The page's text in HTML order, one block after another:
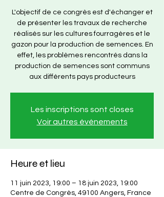
L'objectif de ce congrès est d'échanger et
de présenter les travaux de recherche
réalisés sur les cultures fourragères et le
gazon pour la production de semences. En
effet, les problèmes rencontrés dans la
production de semences sont communs
aux différents pays producteurs
Les inscriptions sont closes
Voir autres événements
Heure et lieu
11 juin 2023, 19:00 – 18 juin 2023, 19:00
Centre de Congrès, 49100 Angers, France